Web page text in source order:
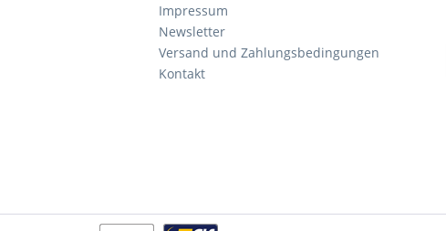
Impressum
Newsletter
Versand und Zahlungsbedingungen
Kontakt